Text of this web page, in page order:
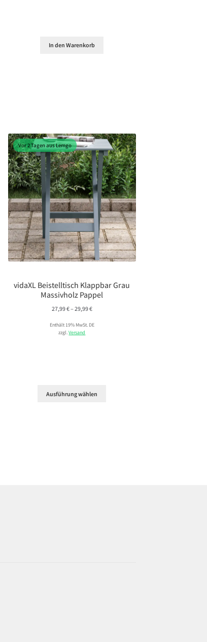
In den Warenkorb
Vor 2 Tagen aus Lemgo
vidaXL Beistelltisch Klappbar Grau
Massivholz Pappel
27,99€– 29,99€Preisspanne:
bis
Enthält 19% MwSt. DE
zzgl.Versand
Ausführung wählen